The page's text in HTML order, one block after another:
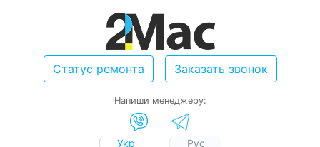
Статус ремонта Заказать звонок
Напиши менеджеру:
Укр Рус